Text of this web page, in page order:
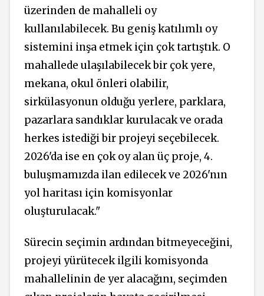
üzerinden de mahalleli oy
kullanılabilecek. Bu geniş katılımlı oy
sistemini inşa etmek için çok tartıştık. O
mahallede ulaşılabilecek bir çok yere,
mekana, okul önleri olabilir,
sirkülasyonun olduğu yerlere, parklara,
pazarlara sandıklar kurulacak ve orada
herkes istediği bir projeyi seçebilecek.
2026'da ise en çok oy alan üç proje, 4.
buluşmamızda ilan edilecek ve 2026'nın
yol haritası için komisyonlar
oluşturulacak."
Sürecin seçimin ardından bitmeyeceğini,
projeyi yürütecek ilgili komisyonda
mahallelinin de yer alacağını, seçimden